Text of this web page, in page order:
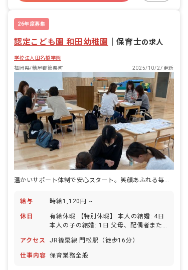
26年度募集
認定こども園 和田幼稚園 ｜保育士の求人
学校法人田名橋学園
福岡県/糟屋郡篠栗町
2025/10/27更新
給与 時給1,120円 ~
休日
有給休暇 【特別休暇】 本人の結婚: 4日
本人の子の結婚: 1日 父母、配偶者また
等内の親族の死亡: 2日 天才そのほかの
災害にあったとき: 園が必要と認めた期
アクセス JR篠栗線 門松駅（徒歩16分）
仕事内容 保育業務全般